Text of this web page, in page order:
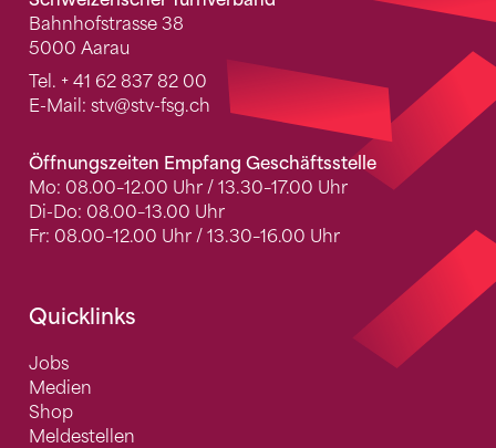
Bahnhofstrasse 38
5000 Aarau
Tel. + 41 62 837 82 00
E-Mail: stv@stv-fsg.ch
Öffnungszeiten Empfang Geschäftsstelle
Mo: 08.00–12.00 Uhr / 13.30–17.00 Uhr
Di-Do: 08.00–13.00 Uhr
Fr: 08.00–12.00 Uhr / 13.30–16.00 Uhr
Quicklinks
Jobs
Medien
Shop
Meldestellen